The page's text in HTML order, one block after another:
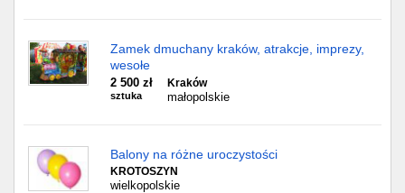
Zamek dmuchany kraków, atrakcje, imprezy,
wesołe
2 500 zł
sztuka
Kraków
małopolskie
Balony na różne uroczystości
KROTOSZYN
wielkopolskie